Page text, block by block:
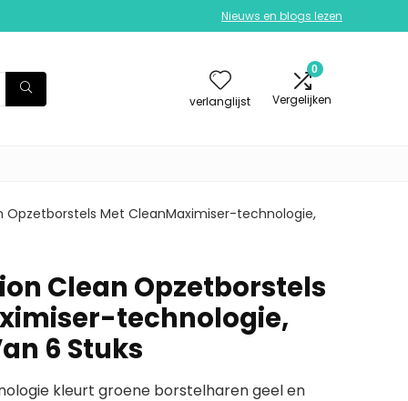
Nieuws en blogs lezen
verlanglijst
0
Vergelijken
Opzetborstels Met CleanMaximiser-technologie,
Clean Opzetborstels
technologie,
6 Stuks
kleurt groene borstelharen geel en